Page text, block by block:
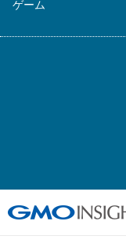
ゲーム